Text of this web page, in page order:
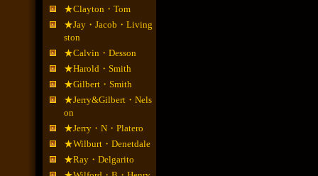
★Clayton・Tom
★Jay・Jacob・Living
ston
★Calvin・Desson
★Harold・Smith
★Gilbert・Smith
★Jerry&Gilbert・Nels
on
★Jerry・N・Platero
★Wilburt・Denetdale
★Ray・Delgarito